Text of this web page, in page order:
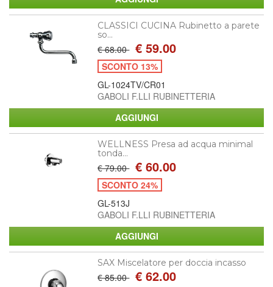
CLASSICI CUCINA Rubinetto a parete
so...
€ 68.00 € 59.00
SCONTO 13%
GL-1024TV/CR01
GABOLI F.LLI RUBINETTERIA
WELLNESS Presa ad acqua minimal
tonda...
€ 79.00 € 60.00
SCONTO 24%
GL-513J
GABOLI F.LLI RUBINETTERIA
SAX Miscelatore per doccia incasso
€ 85.00 € 62.00